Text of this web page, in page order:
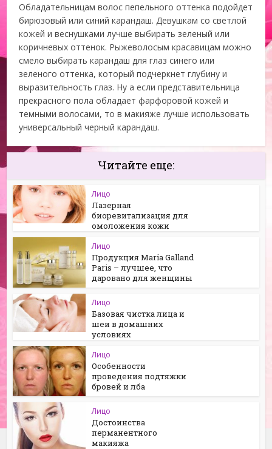
Обладательницам волос пепельного оттенка подойдет
бирюзовый или синий карандаш. Девушкам со светлой
кожей и веснушками лучше выбирать зеленый или
коричневых оттенок. Рыжеволосым красавицам можно
смело выбирать карандаш для глаз синего или
зеленого оттенка, который подчеркнет глубину и
выразительность глаз. Ну а если представительница
прекрасного пола обладает фарфоровой кожей и
темными волосами, то в макияже лучше использовать
универсальный черный карандаш.
Читайте еще:
Лицо
Лазерная
биоревитализация для
омоложения кожи
Лицо
Продукция Maria Galland
Paris – лучшее, что
даровано для женщины
Лицо
Базовая чистка лица и
шеи в домашних
условиях
Лицо
Особенности
проведения подтяжки
бровей и лба
Лицо
Достоинства
перманентного
макияжа